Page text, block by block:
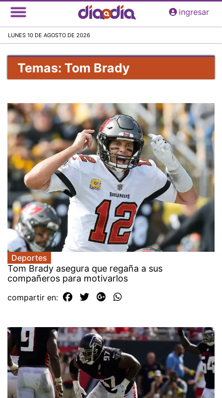
Pasar
al
principal
ingresar
LUNES 10 DE AGOSTO DE 2026
Temas: Tom Brady
Deportes
Tom Brady asegura que regaña a sus
compañeros para motivarlos
compartir en: